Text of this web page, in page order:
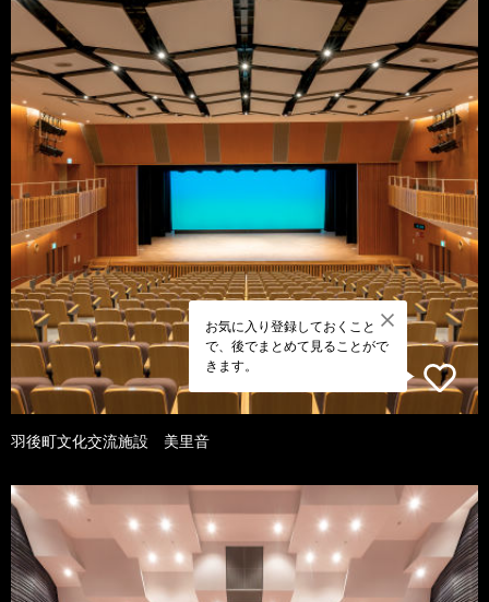
お気に入り登録しておくこと
で、後でまとめて見ることがで
きます。
羽後町文化交流施設 美里音